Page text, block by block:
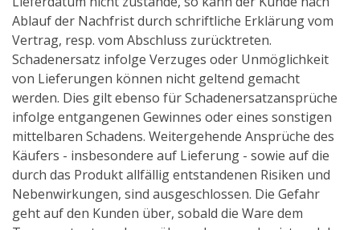
Ablauf der Nachfrist durch schriftliche Erklärung vom
Vertrag, resp. vom Abschluss zurücktreten.
Schadenersatz infolge Verzuges oder Unmöglichkeit
von Lieferungen können nicht geltend gemacht
werden. Dies gilt ebenso für Schadenersatzansprüche
infolge entgangenen Gewinnes oder eines sonstigen
mittelbaren Schadens. Weitergehende Ansprüche des
Käufers - insbesondere auf Lieferung - sowie auf die
durch das Produkt allfällig entstandenen Risiken und
Nebenwirkungen, sind ausgeschlossen. Die Gefahr
geht auf den Kunden über, sobald die Ware dem